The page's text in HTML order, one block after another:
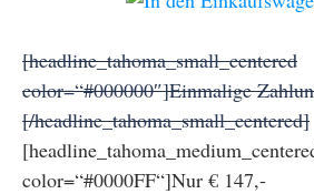
[headline_tahoma_small_centered
color=“#000000″]Einmalige
[/headline_tahoma_small_centered]
color=“#0000FF“]Nur € 147,-